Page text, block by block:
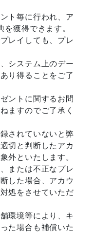
ト毎に行われ、ア
を獲得できます。
レイしても、プレ
システム上のデー
り得ることをご了
ントに関するお問
ますのでご了承く
されていないと弊
切と判断したアカ
外といたします。
または不正なプレ
した場合、アカウ
処をさせていただ
環境等により、キ
た場合も補償いた